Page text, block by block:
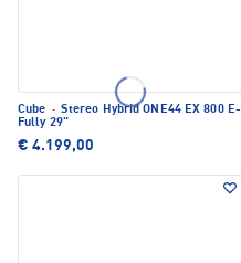
Cube · Stereo Hybrid ONE44 EX 800 E-
Fully 29"
€ 4.199,00